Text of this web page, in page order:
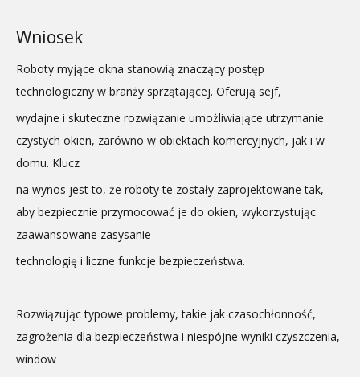
Wniosek
Roboty myjące okna stanowią znaczący postęp
technologiczny w branży sprzątającej. Oferują sejf,
wydajne i skuteczne rozwiązanie umożliwiające utrzymanie
czystych okien, zarówno w obiektach komercyjnych, jak i w
domu. Klucz
na wynos jest to, że roboty te zostały zaprojektowane tak,
aby bezpiecznie przymocować je do okien, wykorzystując
zaawansowane zasysanie
technologię i liczne funkcje bezpieczeństwa.
Rozwiązując typowe problemy, takie jak czasochłonność,
zagrożenia dla bezpieczeństwa i niespójne wyniki czyszczenia,
window